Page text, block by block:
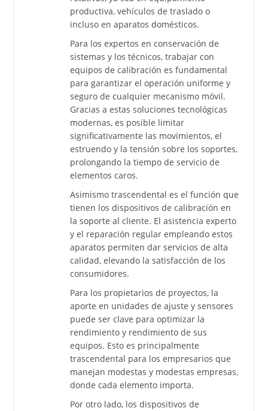
productiva, vehículos de traslado o
incluso en aparatos domésticos.
Para los expertos en conservación de
sistemas y los técnicos, trabajar con
equipos de calibración es fundamental
para garantizar el operación uniforme y
seguro de cualquier mecanismo móvil.
Gracias a estas soluciones tecnológicas
modernas, es posible limitar
significativamente las movimientos, el
estruendo y la tensión sobre los soportes,
prolongando la tiempo de servicio de
elementos caros.
Asimismo trascendental es el función que
tienen los dispositivos de calibración en
la soporte al cliente. El asistencia experto
y el reparación regular empleando estos
aparatos permiten dar servicios de alta
calidad, elevando la satisfacción de los
consumidores.
Para los propietarios de proyectos, la
aporte en unidades de ajuste y sensores
puede ser clave para optimizar la
rendimiento y rendimiento de sus
equipos. Esto es principalmente
trascendental para los empresarios que
manejan modestas y modestas empresas,
donde cada elemento importa.
Por otro lado, los dispositivos de